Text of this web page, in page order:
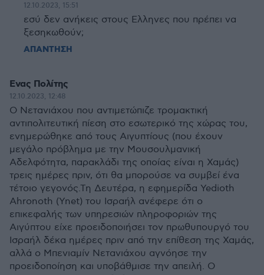
12.10.2023, 15:51
εσύ δεν ανήκεις στους Ελληνες που πρέπει να
ξεσηκωθούν;
ΑΠΑΝΤΗΣΗ
Ενας Πολίτης
12.10.2023, 12:48
Ο Νετανιάχου που αντιμετώπιζε τρομακτική
αντιπολιτευτική πίεση στο εσωτερικό της χώρας του,
ενημερώθηκε από τους Αιγυπτίους (που έχουν
μεγάλο πρόβλημα με την Μουσουλμανική
Αδελφότητα, παρακλάδι της οποίας είναι η Χαμάς)
τρεις ημέρες πριν, ότι θα μπορούσε να συμβεί ένα
τέτοιο γεγονός.Τη Δευτέρα, η εφημερίδα Yedioth
Ahronoth (Ynet) του Ισραήλ ανέφερε ότι ο
επικεφαλής των υπηρεσιών πληροφοριών της
Αιγύπτου είχε προειδοποιήσει τον πρωθυπουργό του
Ισραήλ δέκα ημέρες πριν από την επίθεση της Χαμάς,
αλλά ο Μπενιαμίν Νετανιάχου αγνόησε την
προειδοποίηση και υποβάθμισε την απειλή. Ο